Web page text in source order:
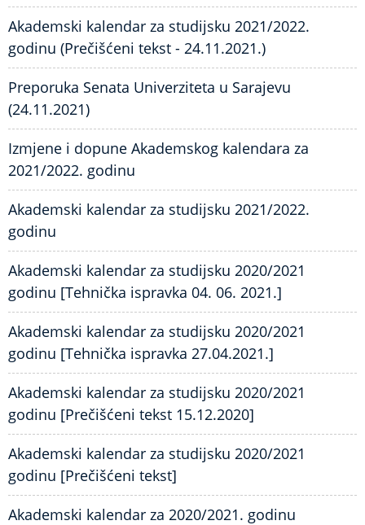
Akademski kalendar za studijsku 2021/2022.
godinu (Prečišćeni tekst - 24.11.2021.)
Preporuka Senata Univerziteta u Sarajevu
(24.11.2021)
Izmjene i dopune Akademskog kalendara za
2021/2022. godinu
Akademski kalendar za studijsku 2021/2022.
godinu
Akademski kalendar za studijsku 2020/2021
godinu [Tehnička ispravka 04. 06. 2021.]
Akademski kalendar za studijsku 2020/2021
godinu [Tehnička ispravka 27.04.2021.]
Akademski kalendar za studijsku 2020/2021
godinu [Prečišćeni tekst 15.12.2020]
Akademski kalendar za studijsku 2020/2021
godinu [Prečišćeni tekst]
Akademski kalendar za 2020/2021. godinu